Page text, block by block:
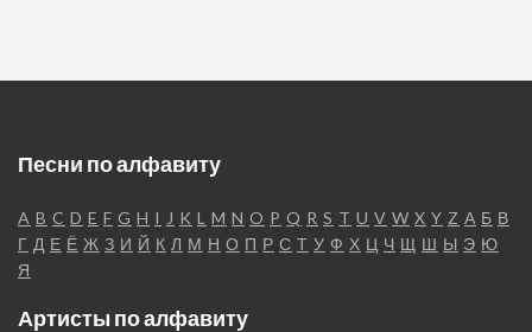
Песни по алфавиту
A B C D E F G H I J K L M N O P Q R S T U V W X Y Z А Б В
Г Д Е Ё Ж З И Й К Л М Н О П Р С Т У Ф Х Ц Ч Щ Ш Ы Э Ю
Я
Артисты по алфавиту